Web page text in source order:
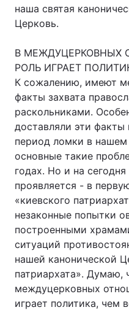
наша святая
Церковь.
В МЕЖДУЦЕРКОВНЫХ
РОЛЬ ИГРАЕТ
К сожалению, имеют
факты захвата
раскольниками.
доставляли эти факты
период ломки в
основные такие
годах. Но и на
проявляется - в
«киевского
незаконные попытки
построенными
ситуаций
нашей канонической
патриархата». Думаю,
междуцерковных
играет политика, чем